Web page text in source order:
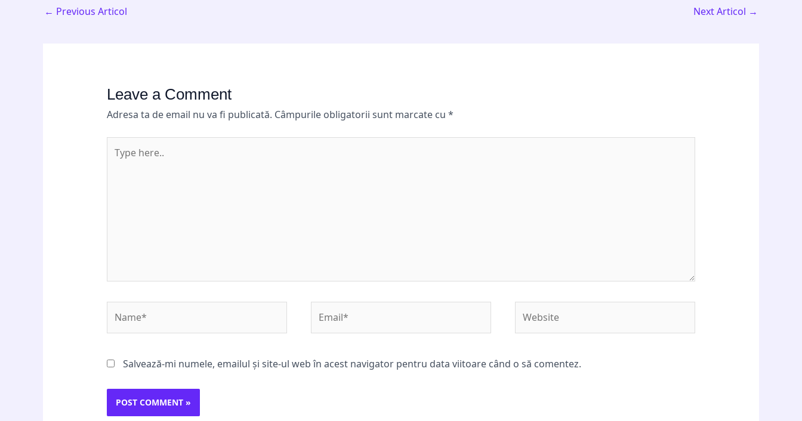
← Previous Articol Next Articol →
Leave a Comment
Adresa ta de email nu va fi publicată. Câmpurile obligatorii sunt marcate cu *
here..
Salvează-mi numele, emailul și site-ul web în acest navigator pentru data viitoare când o să comentez.